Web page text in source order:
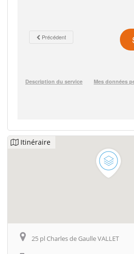
Itinéraire
25 pl Charles de Gaulle VALLET